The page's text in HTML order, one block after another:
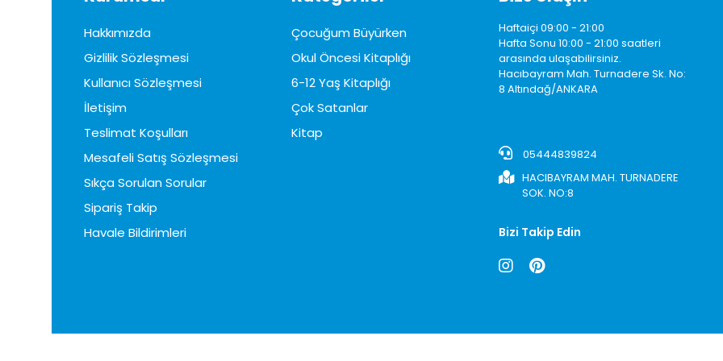
Hakkımızda
Gizlilik Sözleşmesi
Kullanıcı Sözleşmesi
İletişim
Teslimat Koşulları
Mesafeli Satış Sözleşmesi
Sıkça Sorulan Sorular
Sipariş Takip
Havale Bildirimleri
Çocuğum Büyürken
Okul Öncesi Kitaplığı
6-12 Yaş Kitaplığı
Çok Satanlar
Kitap
Haftaiçi 09:00 - 21:00
Hafta Sonu 10:00 - 21:00 saatleri
arasında ulaşabilirsiniz.
Hacıbayram Mah. Turnadere Sk. No:
8 Altındağ/ANKARA
05444839824
HACIBAYRAM MAH. TURNADERE
SOK. NO:8
Bizi Takip Edin